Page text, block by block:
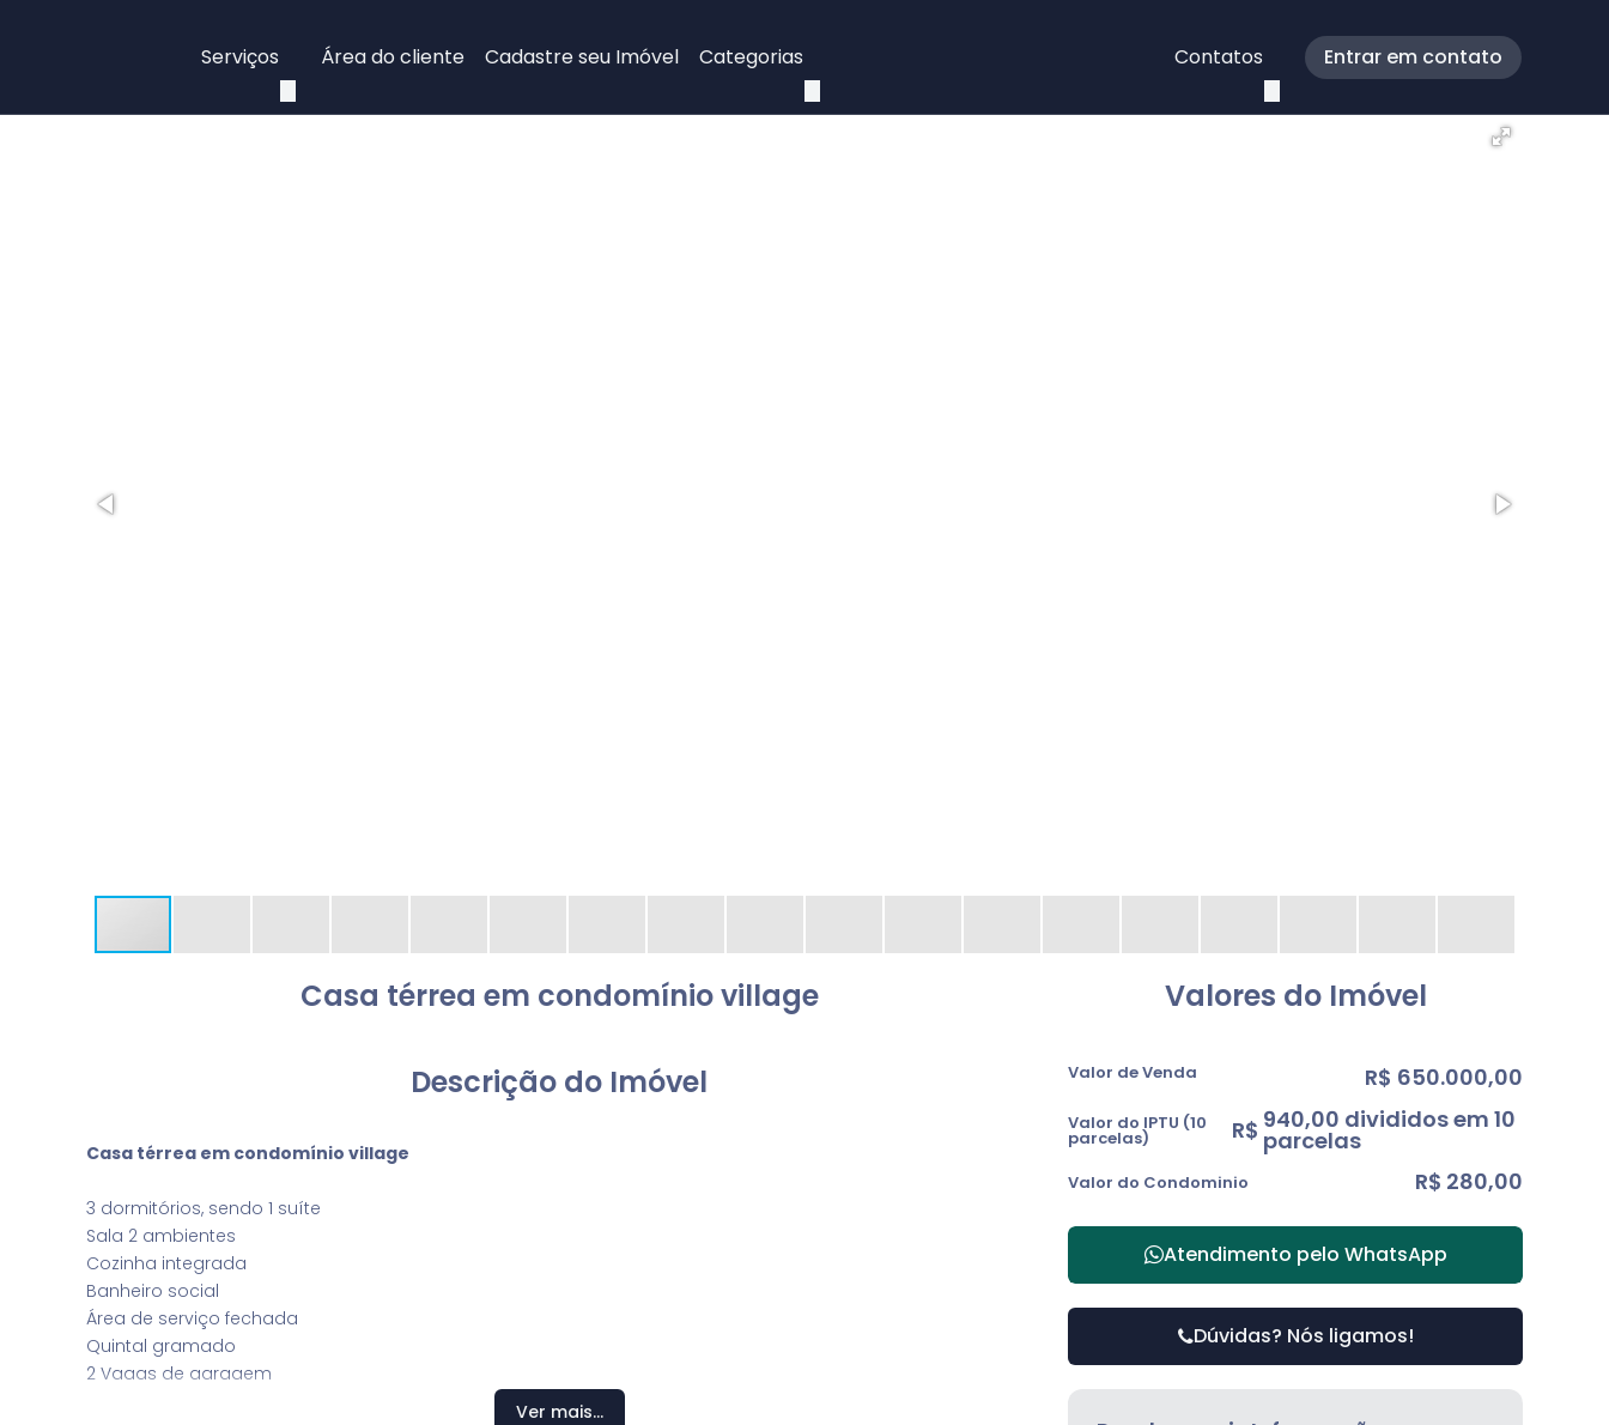
Entrar em contato
Contatos
Categorias
Cadastre seu Imóvel
Área do cliente
Serviços
Casa térrea em condomínio village
Descrição do Imóvel
Casa térrea em condomínio village
3 dormitórios, sendo 1 suíte
Sala 2 ambientes
Cozinha integrada
Banheiro social
Área de serviço fechada
Quintal gramado
2 Vagas de garagem
Ver mais...
Valores do Imóvel
R$ 650.000,00
Valor de Venda
Valor do IPTU (10
parcelas) R$ 940,00 divididos em 10
parcelas
Valor do Condominio R$ 280,00
Atendimento pelo WhatsApp
Dúvidas? Nós ligamos!